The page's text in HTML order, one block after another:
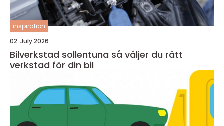
inspiration
02. July 2026
Bilverkstad sollentuna så väljer du rätt
verkstad för din bil